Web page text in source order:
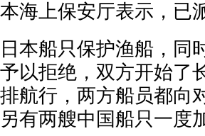
本海上保安厅表示，已
日本船只保护渔船，同
予以拒绝，双方开始了
排航行，两方船员都向
另有两艘中国船只一度